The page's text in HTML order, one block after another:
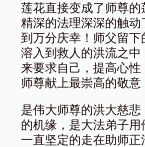
莲花直接变成了师尊
精深的法理深深的触
到万分庆幸！师父留
溶入到救人的洪流之
来要求自己，提高心
师尊献上最崇高的敬
是伟大师尊的洪大慈
的机缘，是大法弟子
一直坚定的走在助师